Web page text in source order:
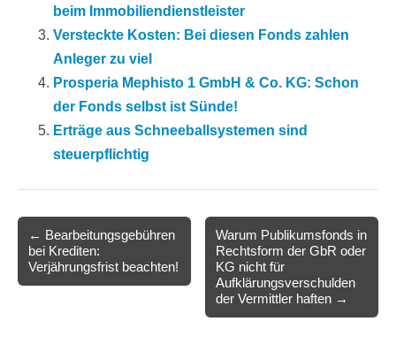
beim Immobiliendienstleister
Versteckte Kosten: Bei diesen Fonds zahlen
Anleger zu viel
Prosperia Mephisto 1 GmbH & Co. KG: Schon
der Fonds selbst ist Sünde!
Erträge aus Schneeballsystemen sind
steuerpflichtig
navigation
← Bearbeitungsgebühren
bei Krediten:
Verjährungsfrist beachten!
Warum Publikumsfonds in
Rechtsform der GbR oder
KG nicht für
Aufklärungsverschulden
der Vermittler haften →